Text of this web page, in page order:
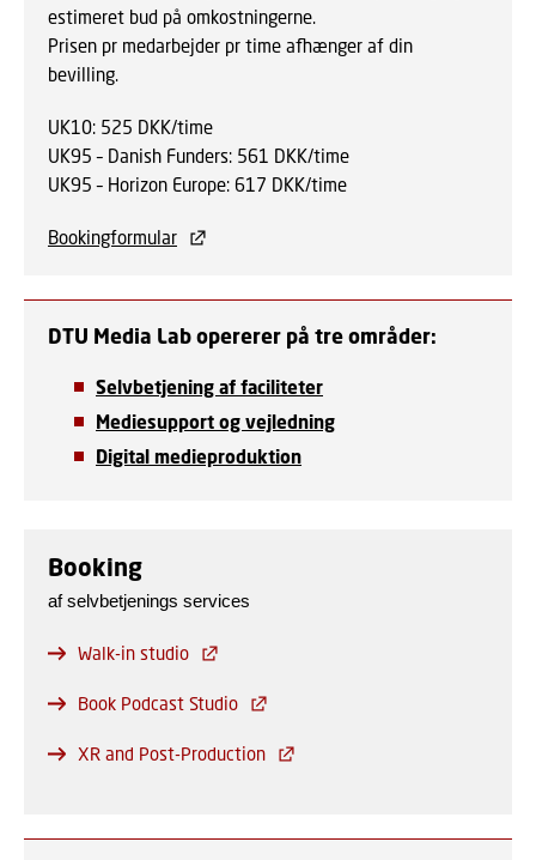
estimeret bud på omkostningerne.
Prisen pr medarbejder pr time afhænger af din
bevilling.
UK10: 525 DKK/time
UK95 – Danish Funders: 561 DKK/time
UK95 – Horizon Europe: 617 DKK/time
Bookingformular
DTU Media Lab opererer på tre områder:
Selvbetjening af faciliteter
Mediesupport og vejledning
Digital medieproduktion
Booking
af selvbetjenings services
Walk-in studio
Book Podcast Studio
XR and Post-Production